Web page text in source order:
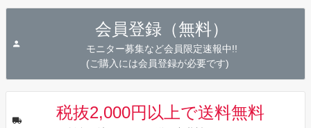
会員登録（無料）
モニター募集など会員限定速報中!!
(ご購入には会員登録が必要です)
税抜2,000円以上で送料無料